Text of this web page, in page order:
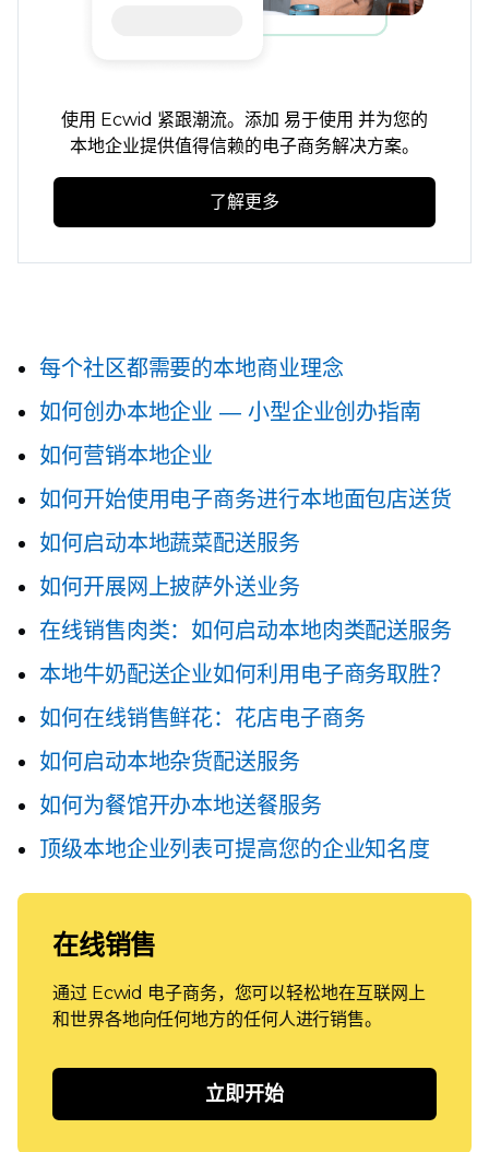
使用 Ecwid 紧跟潮流。添加 易于使用 并为您的
本地企业提供值得信赖的电子商务解决方案。
了解更多
每个社区都需要的本地商业理念
如何创办本地企业 — 小型企业创办指南
如何营销本地企业
如何开始使用电子商务进行本地面包店送货
如何启动本地蔬菜配送服务
如何开展网上披萨外送业务
在线销售肉类：如何启动本地肉类配送服务
本地牛奶配送企业如何利用电子商务取胜？
如何在线销售鲜花：花店电子商务
如何启动本地杂货配送服务
如何为餐馆开办本地送餐服务
顶级本地企业列表可提高您的企业知名度
在线销售
通过 Ecwid 电子商务，您可以轻松地在互联网上
和世界各地向任何地方的任何人进行销售。
立即开始